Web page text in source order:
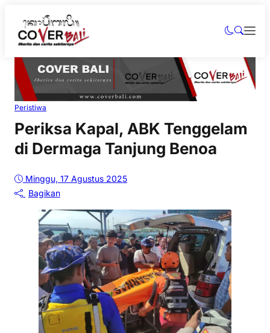
Peristiwa
Periksa Kapal, ABK Tenggelam
di Dermaga Tanjung Benoa
Minggu, 17 Agustus 2025
Bagikan